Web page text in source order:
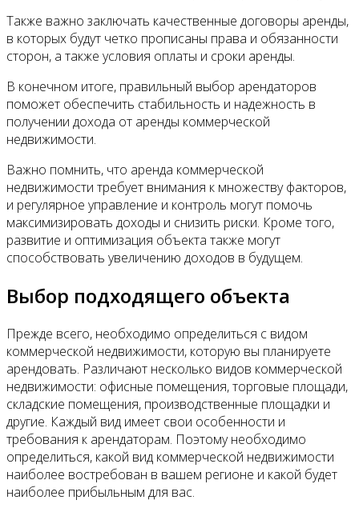
Также важно заключать качественные договоры аренды,
в которых будут четко прописаны права и обязанности
сторон, а также условия оплаты и сроки аренды.
В конечном итоге, правильный выбор арендаторов
поможет обеспечить стабильность и надежность в
получении дохода от аренды коммерческой
недвижимости.
Важно помнить, что аренда коммерческой
недвижимости требует внимания к множеству факторов,
и регулярное управление и контроль могут помочь
максимизировать доходы и снизить риски. Кроме того,
развитие и оптимизация объекта также могут
способствовать увеличению доходов в будущем.
Выбор подходящего объекта
Прежде всего, необходимо определиться с видом
коммерческой недвижимости, которую вы планируете
арендовать. Различают несколько видов коммерческой
недвижимости: офисные помещения, торговые площади,
складские помещения, производственные площадки и
другие. Каждый вид имеет свои особенности и
требования к арендаторам. Поэтому необходимо
определиться, какой вид коммерческой недвижимости
наиболее востребован в вашем регионе и какой будет
наиболее прибыльным для вас.